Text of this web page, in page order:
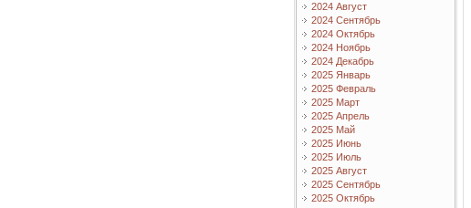
2024 Август
2024 Сентябрь
2024 Октябрь
2024 Ноябрь
2024 Декабрь
2025 Январь
2025 Февраль
2025 Март
2025 Апрель
2025 Май
2025 Июнь
2025 Июль
2025 Август
2025 Сентябрь
2025 Октябрь